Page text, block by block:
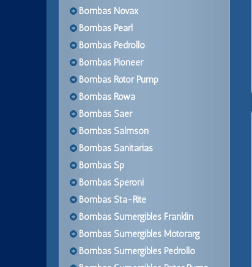
Bombas Novax
Bombas Pearl
Bombas Pedrollo
Bombas Pioneer
Bombas Rotor Pump
Bombas Rowa
Bombas Saer
Bombas Salmson
Bombas Sanitarias
Bombas Sp
Bombas Speroni
Bombas Sta-Rite
Bombas Sumergibles Franklin
Bombas Sumergibles Motorarg
Bombas Sumergibles Pedrollo